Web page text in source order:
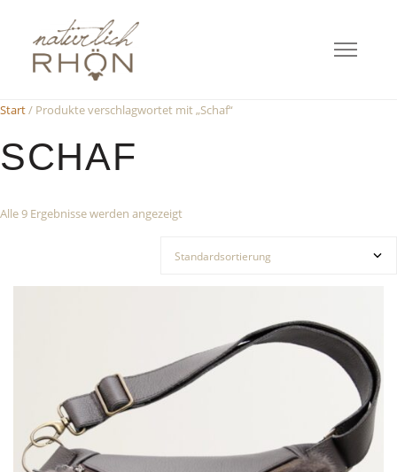
Start/ Produkte verschlagwortet mit „Schaf“
SCHAF
Alle 9 Ergebnisse werden angezeigt